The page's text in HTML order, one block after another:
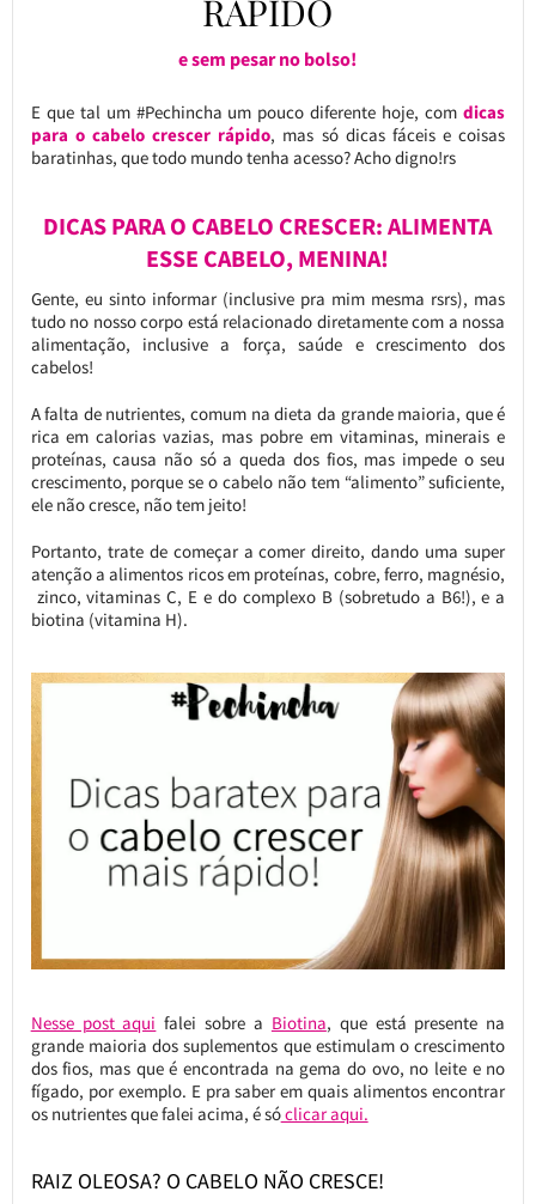
RÁPIDO
e sem pesar no bolso!
E que tal um #Pechincha um pouco diferente hoje, com dicas
para o cabelo crescer rápido, mas só dicas fáceis e coisas
baratinhas, que todo mundo tenha acesso? Acho digno!rs
DICAS PARA O CABELO CRESCER: ALIMENTA
ESSE CABELO, MENINA!
Gente, eu sinto informar (inclusive pra mim mesma rsrs), mas
tudo no nosso corpo está relacionado diretamente com a nossa
alimentação, inclusive a força, saúde e crescimento dos
cabelos!
A falta de nutrientes, comum na dieta da grande maioria, que é
rica em calorias vazias, mas pobre em vitaminas, minerais e
proteínas, causa não só a queda dos fios, mas impede o seu
crescimento, porque se o cabelo não tem “alimento” suficiente,
ele não cresce, não tem jeito!
Portanto, trate de começar a comer direito, dando uma super
atenção a alimentos ricos em proteínas, cobre, ferro, magnésio,
zinco, vitaminas C, E e do complexo B (sobretudo a B6!), e a
biotina (vitamina H).
Nesse post aqui falei sobre a Biotina, que está presente na
grande maioria dos suplementos que estimulam o crescimento
dos fios, mas que é encontrada na gema do ovo, no leite e no
fígado, por exemplo. E pra saber em quais alimentos encontrar
os nutrientes que falei acima, é sóclicar aqui.
RAIZ OLEOSA? O CABELO NÃO CRESCE!